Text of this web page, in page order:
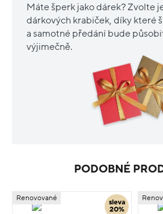
Máte šperk jako dárek? Zvolte
dárkových krabiček, díky které
a samotné předání bude
výjimečně.
PODOBNÉ
sleva
20%
Renovované